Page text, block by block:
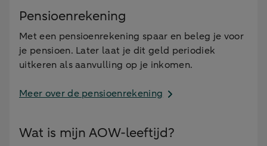
Pensioenrekening
Met een pensioenrekening spaar en beleg je voor
je pensioen. Later laat je dit geld periodiek
uitkeren als aanvulling op je inkomen.
Meer over de pensioenrekening
Wat is mijn AOW-leeftijd?